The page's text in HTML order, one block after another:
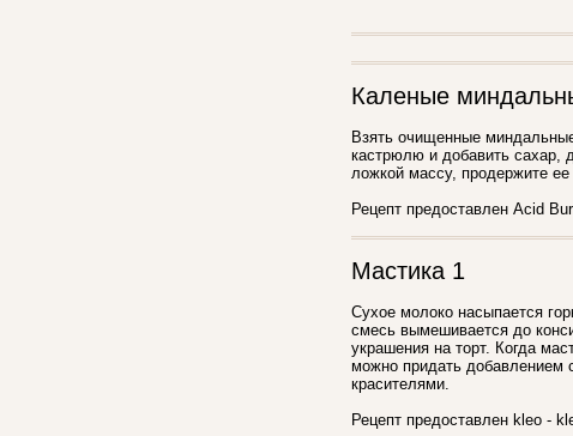
Каленые
Взять очищенные
кастрюлю и добавить сахар,
ложкой массу, продержите ее
Рецепт предоставлен Acid
Мастика 1
Сухое молоко насыпается
смесь вымешивается до
украшения на торт. Когда
можно придать добавлением
красителями.
Рецепт предоставлен kleo -